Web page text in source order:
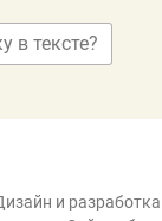
в тексте?
и